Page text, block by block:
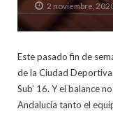
2 noviembre,
Este pasado fin de
de la Ciudad
Sub’ 16. Y el balance
Andalucía tanto el